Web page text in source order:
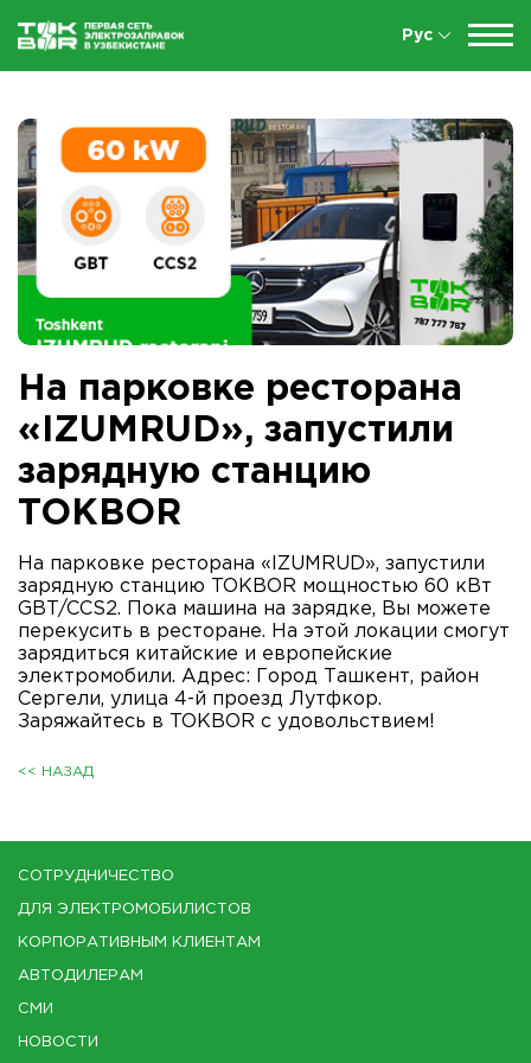
Рус
На парковке ресторана
«IZUMRUD», запустили
зарядную станцию
TOKBOR
На парковке ресторана «IZUMRUD», запустили
зарядную станцию TOKBOR мощностью 60 кВт
GBT/CCS2. Пока машина на зарядке, Вы можете
перекусить в ресторане. На этой локации смогут
зарядиться китайские и европейские
электромобили. Адрес: Город Ташкент, район
Сергели, улица 4-й проезд Лутфкор.
Заряжайтесь в TOKBOR с удовольствием!
<< НАЗАД
СОТРУДНИЧЕСТВО
ДЛЯ ЭЛЕКТРОМОБИЛИСТОВ
КОРПОРАТИВНЫМ КЛИЕНТАМ
АВТОДИЛЕРАМ
СМИ
НОВОСТИ